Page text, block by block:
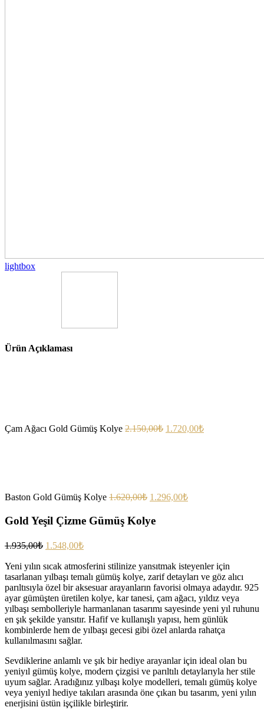
lightbox
Ürün Açıklaması
Çam Ağacı Gold Gümüş Kolye 2.150,00₺ 1.720,00₺
Baston Gold Gümüş Kolye 1.620,00₺ 1.296,00₺
Gold Yeşil Çizme Gümüş Kolye
1.935,00₺ 1.548,00₺
Yeni yılın sıcak atmosferini stilinize yansıtmak isteyenler için
tasarlanan yılbaşı temalı gümüş kolye, zarif detayları ve göz alıcı
parıltısıyla özel bir aksesuar arayanların favorisi olmaya adaydır. 925
ayar gümüşten üretilen kolye, kar tanesi, çam ağacı, yıldız veya
yılbaşı sembolleriyle harmanlanan tasarımı sayesinde yeni yıl ruhunu
en şık şekilde yansıtır. Hafif ve kullanışlı yapısı, hem günlük
kombinlerde hem de yılbaşı gecesi gibi özel anlarda rahatça
kullanılmasını sağlar.
Sevdiklerine anlamlı ve şık bir hediye arayanlar için ideal olan bu
yeniyıl gümüş kolye, modern çizgisi ve parıltılı detaylarıyla her stile
uyum sağlar. Aradığınız yılbaşı kolye modelleri, temalı gümüş kolye
veya yeniyıl hediye takıları arasında öne çıkan bu tasarım, yeni yılın
enerjisini üstün işçilikle birleştirir.